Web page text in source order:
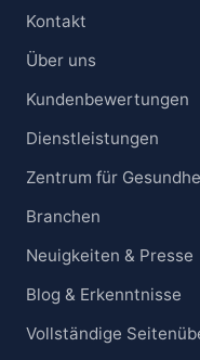
Kontakt
Über uns
Kundenbewertungen
Dienstleistungen
Zentrum für
Branchen
Neuigkeiten & Presse
Blog & Erkenntnisse
Vollständige